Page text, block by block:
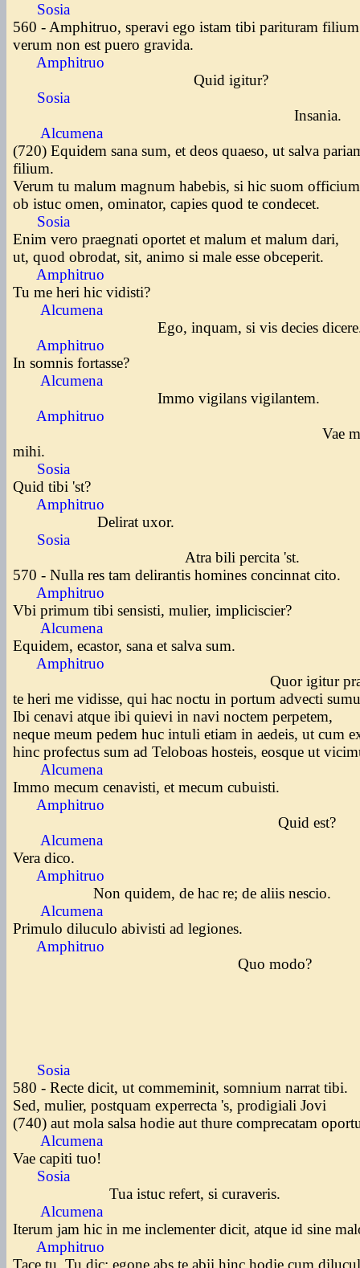
Sosia
560 - Amphitruo, speravi ego istam tibi parituram
verum non est puero gravida.
Amphitruo
Quid igitur?
Sosia
Insania.
Alcumena
(720) Equidem sana sum, et deos quaeso, ut salva
filium.
Verum tu malum magnum habebis, si hic suom
ob istuc omen, ominator, capies quod te condecet.
Sosia
Enim vero praegnati oportet et malum et malum dari,
ut, quod obrodat, sit, animo si male esse obceperit.
Amphitruo
Tu me heri hic vidisti?
Alcumena
Ego, inquam, si vis decies
Amphitruo
In somnis fortasse?
Alcumena
Immo vigilans vigilantem.
Amphitruo
Vae
mihi.
Sosia
Quid tibi 'st?
Amphitruo
Delirat uxor.
Sosia
Atra bili percita 'st.
570 - Nulla res tam delirantis homines concinnat cito.
Amphitruo
Vbi primum tibi sensisti, mulier, impliciscier?
Alcumena
Equidem, ecastor, sana et salva sum.
Amphitruo
Quor igitur
te heri me vidisse, qui hac noctu in portum advecti
Ibi cenavi atque ibi quievi in navi noctem perpetem,
neque meum pedem huc intuli etiam in aedeis, ut cum
hinc profectus sum ad Teloboas hosteis, eosque ut
Alcumena
Immo mecum cenavisti, et mecum cubuisti.
Amphitruo
Quid est?
Alcumena
Vera dico.
Amphitruo
Non quidem, de hac re; de aliis nescio.
Alcumena
Primulo diluculo abivisti ad legiones.
Amphitruo
Quo modo?
Sosia
580 - Recte dicit, ut commeminit, somnium narrat tibi.
Sed, mulier, postquam experrecta 's, prodigiali Jovi
(740) aut mola salsa hodie aut thure comprecatam
Alcumena
Vae capiti tuo!
Sosia
Tua istuc refert, si curaveris.
Alcumena
Iterum jam hic in me inclementer dicit, atque id sine
Amphitruo
Tace tu. Tu dic: egone abs te abii hinc hodie cum